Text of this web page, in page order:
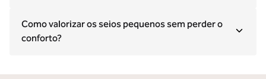
Como valorizar os seios pequenos sem perder o
conforto?